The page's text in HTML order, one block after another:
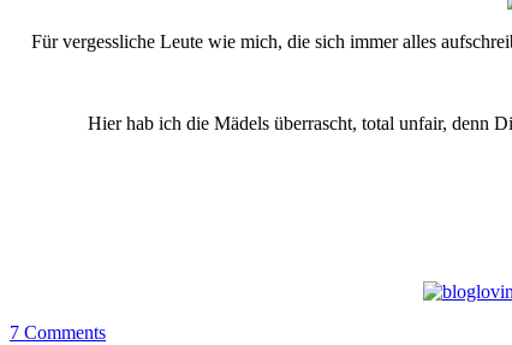
Für vergessliche Leute wie mich, die sich immer alles
Hier hab ich die Mädels überrascht, total unfair, denn
7 Comments